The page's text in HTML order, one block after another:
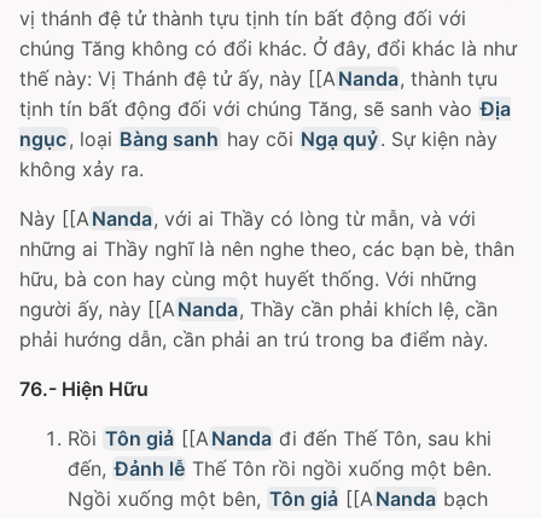
vị thánh đệ tử thành tựu tịnh tín bất động đối với
chúng Tăng không có đổi khác. Ở đây, đổi khác là như
thế này: Vị Thánh đệ tử ấy, này [[A Nanda, thành tựu
tịnh tín bất động đối với chúng Tăng, sẽ sanh vào Địa
ngục, loại Bàng sanh hay cõi Ngạ quỷ. Sự kiện này
không xảy ra.
Này [[A Nanda, với ai Thầy có lòng từ mẫn, và với
những ai Thầy nghĩ là nên nghe theo, các bạn bè, thân
hữu, bà con hay cùng một huyết thống. Với những
người ấy, này [[A Nanda, Thầy cần phải khích lệ, cần
phải hướng dẫn, cần phải an trú trong ba điểm này.
76.- Hiện Hữu
Rồi Tôn giả [[A Nanda đi đến Thế Tôn, sau khi
đến, Đảnh lễ Thế Tôn rồi ngồi xuống một bên.
Ngồi xuống một bên, Tôn giả [[A Nanda bạch